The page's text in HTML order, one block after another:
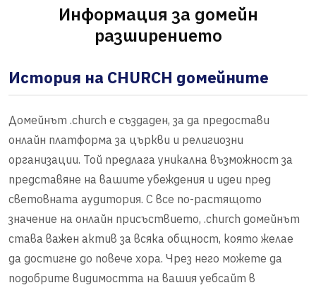
Информация за домейн
разширението
История на CHURCH домейните
Домейнът .church е създаден, за да предостави
онлайн платформа за църкви и религиозни
организации. Той предлага уникална възможност за
представяне на вашите убеждения и идеи пред
световната аудитория. С все по-растящото
значение на онлайн присъствието, .church домейнът
става важен актив за всяка общност, която желае
да достигне до повече хора. Чрез него можете да
подобрите видимостта на вашия уебсайт в